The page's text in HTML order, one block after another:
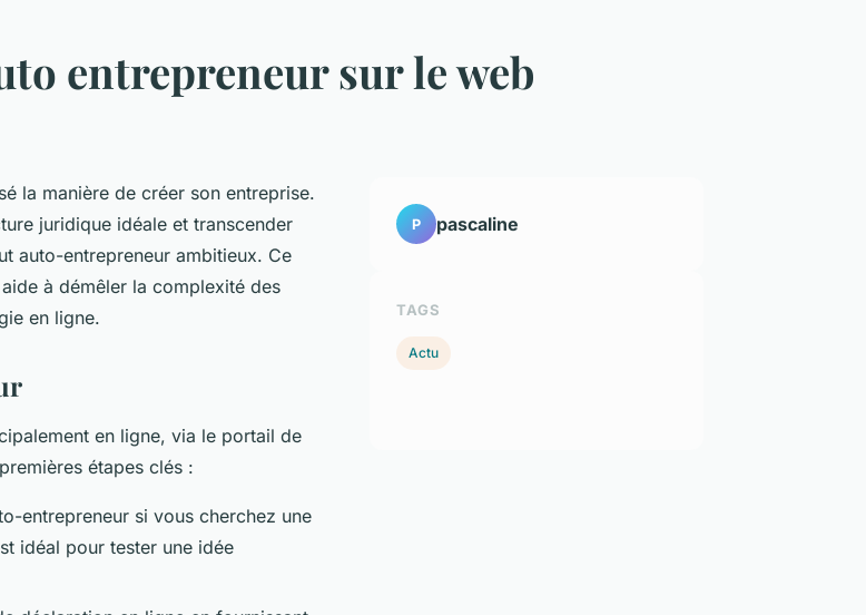
entrepreneur sur le web
la manière de créer son entreprise.
juridique idéale et transcender
auto-entrepreneur ambitieux. Ce
à démêler la complexité des
en ligne.
en ligne, via le portail de
étapes clés :
entrepreneur si vous cherchez une
idéal pour tester une idée
P pascaline
TAGS
Actu